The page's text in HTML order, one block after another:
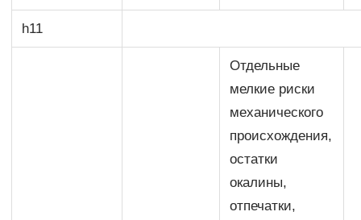
h11
Отдельные
мелкие риски
механического
происхождения,
остатки
окалины,
отпечатки,